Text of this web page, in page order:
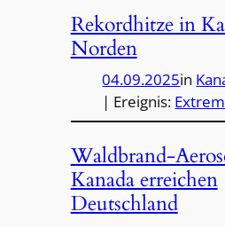
Rekordhitze in
Norden
04.09.2025in
| Ereignis:
Waldbrand-
Kanada erreichen
Deutschland